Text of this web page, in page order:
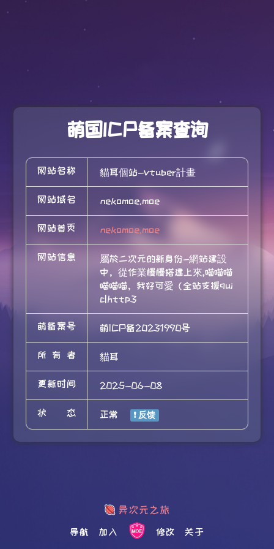
萌国ICP备案查询
网站名称 貓耳個站-vtuber計畫
网站域名 nekomoe.moe
网站首页 nekomoe.moe
网站信息
屬於二次元的新身份-網站建設
中，從作業慢慢搭建上來,喵喵喵
喵喵喵，我好可愛（全站支援qui
c|http3
萌备案号 萌ICP备20231990号
所有者 貓耳
更新时间 2025-06-08
状态 正常
导航 加入 修改 关于